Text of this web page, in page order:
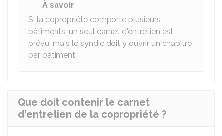
À savoir
Si la copropriété comporte plusieurs
bâtiments, un seul carnet d'entretien est
prévu, mais le syndic doit y ouvrir un chapitre
par bâtiment.
Que doit contenir le carnet
d'entretien de la copropriété ?